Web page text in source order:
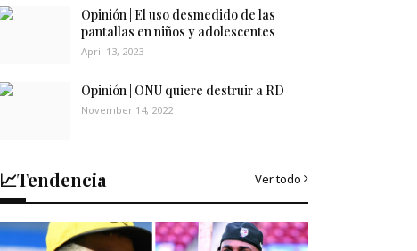
Opinión | El uso desmedido de las
pantallas en niños y adolescentes
April 13, 2023
Opinión | ONU quiere destruir a RD
November 14, 2022
📈Tendencia Ver todo